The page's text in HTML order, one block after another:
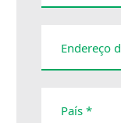
Endereço
País *